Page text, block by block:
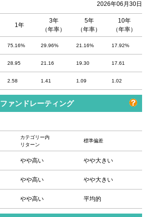
2026年06月30日
1年
3年
（年率）
5年
（年率）
10年
（年率）
75.16% 29.96% 21.16% 17.92%
28.95 21.16 19.30 17.61
2.58 1.41 1.09 1.02
ファンドレーティング
カテゴリー内
リターン
標準偏差
やや高い やや大きい
やや高い やや大きい
やや高い 平均的